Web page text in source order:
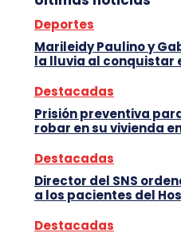
Deportes
Marileidy Paulino y
la lluvia al conquistar
Destacadas
Prisión preventiva
robar en su vivienda
Destacadas
Director del SNS
a los pacientes del
Destacadas